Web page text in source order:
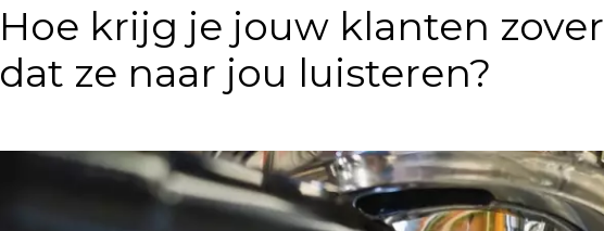
Hoe krijg je jouw klanten zover
dat ze naar jou luisteren?